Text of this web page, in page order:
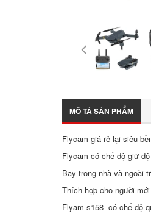
MÔ TẢ SẢN PHẨM
Flycam giá rẻ lại siêu
Flycam có chế độ giữ
Bay trong nhà và ngoài
Thích hợp cho người
Flyam s158 có chế độ